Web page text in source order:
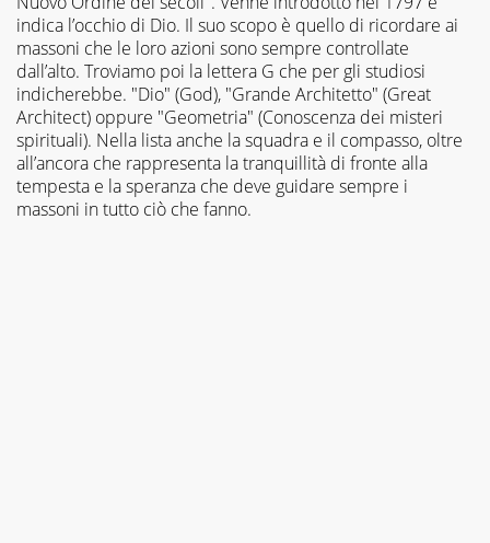
indica l’occhio di Dio. Il suo scopo è quello di ricordare ai
massoni che le loro azioni sono sempre controllate
dall’alto. Troviamo poi la lettera G che per gli studiosi
indicherebbe. "Dio" (God), "Grande Architetto" (Great
Architect) oppure "Geometria" (Conoscenza dei misteri
spirituali). Nella lista anche la squadra e il compasso, oltre
all’ancora che rappresenta la tranquillità di fronte alla
tempesta e la speranza che deve guidare sempre i
massoni in tutto ciò che fanno.